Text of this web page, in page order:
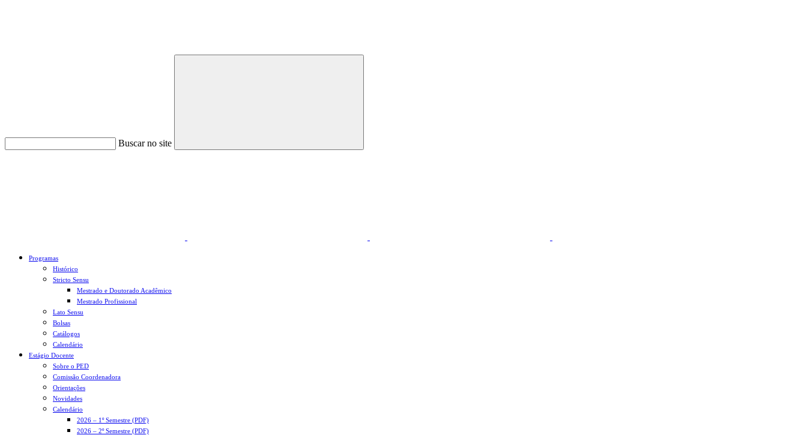
Buscar no site
Buscar
Programas
Histórico
Stricto Sensu
Mestrado e Doutorado Acadêmico
Mestrado Profissional
Lato Sensu
Bolsas
Catálogos
Calendário
Estágio Docente
Sobre o PED
Comissão Coordenadora
Orientações
Novidades
Calendário
2026 – 1º Semestre (PDF)
2026 – 2º Semestre (PDF)